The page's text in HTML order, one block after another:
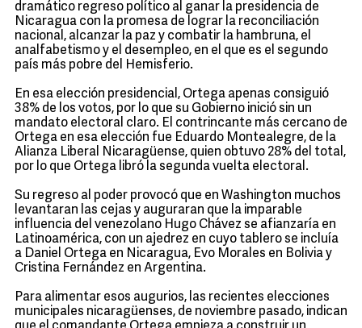
dramático regreso político al ganar la presidencia de
Nicaragua con la promesa de lograr la reconciliación
nacional, alcanzar la paz y combatir la hambruna, el
analfabetismo y el desempleo, en el que es el segundo
país más pobre del Hemisferio.
En esa elección presidencial, Ortega apenas consiguió
38% de los votos, por lo que su Gobierno inició sin un
mandato electoral claro. El contrincante más cercano de
Ortega en esa elección fue Eduardo Montealegre, de la
Alianza Liberal Nicaragüense, quien obtuvo 28% del total,
por lo que Ortega libró la segunda vuelta electoral.
Su regreso al poder provocó que en Washington muchos
levantaran las cejas y auguraran que la imparable
influencia del venezolano Hugo Chávez se afianzaría en
Latinoamérica, con un ajedrez en cuyo tablero se incluía
a Daniel Ortega en Nicaragua, Evo Morales en Bolivia y
Cristina Fernández en Argentina.
Para alimentar esos augurios, las recientes elecciones
municipales nicaragüenses, de noviembre pasado, indican